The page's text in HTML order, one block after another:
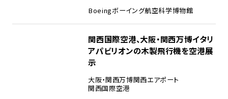
Boeingボーイング航空科学博物館
関西国際空港、大阪・関西万博イタリ
アパビリオンの木製飛行機を空港展
示
大阪・関西万博関西エアポート
関西国際空港